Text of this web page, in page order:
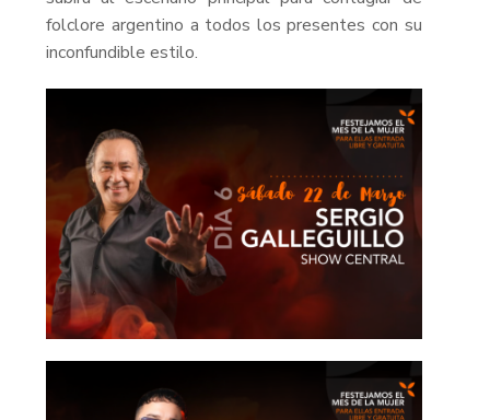
folclore argentino a todos los presentes con su
inconfundible estilo.